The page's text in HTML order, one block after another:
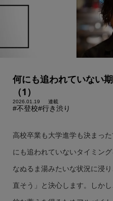
何にも追われていない
（1）
2026.01.19 連載
#不登校#行き渋り
高校卒業も大学進学も決まっ
にも追われていないタイミン
なぬるま湯みたいな状況に浸
直そう」と決心します。しか